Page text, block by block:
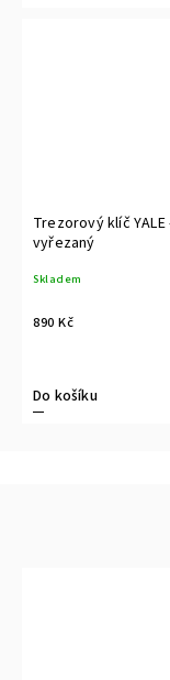
Trezorový klíč YALE
vyřezaný
Skladem
890 Kč
Do košíku